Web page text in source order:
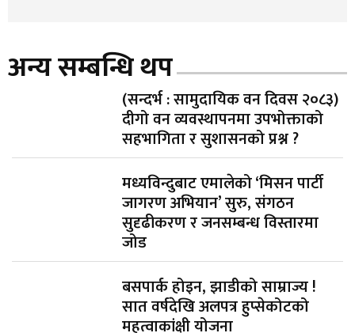
अन्य सम्बन्धि थप
(सन्दर्भ : सामुदायिक वन दिवस २०८३)
दीगो वन व्यवस्थापनमा उपभोक्ताको
सहभागिता र सुशासनको प्रश्न ?
मध्यविन्दुबाट एमालेको ‘मिसन पार्टी
जागरण अभियान’ सुरु, संगठन
सुदृढीकरण र जनसम्बन्ध विस्तारमा
जोड
बसपार्क होइन, झाडीको साम्राज्य !
सात वर्षदेखि अलपत्र हुप्सेकोटको
महत्वाकांक्षी योजना